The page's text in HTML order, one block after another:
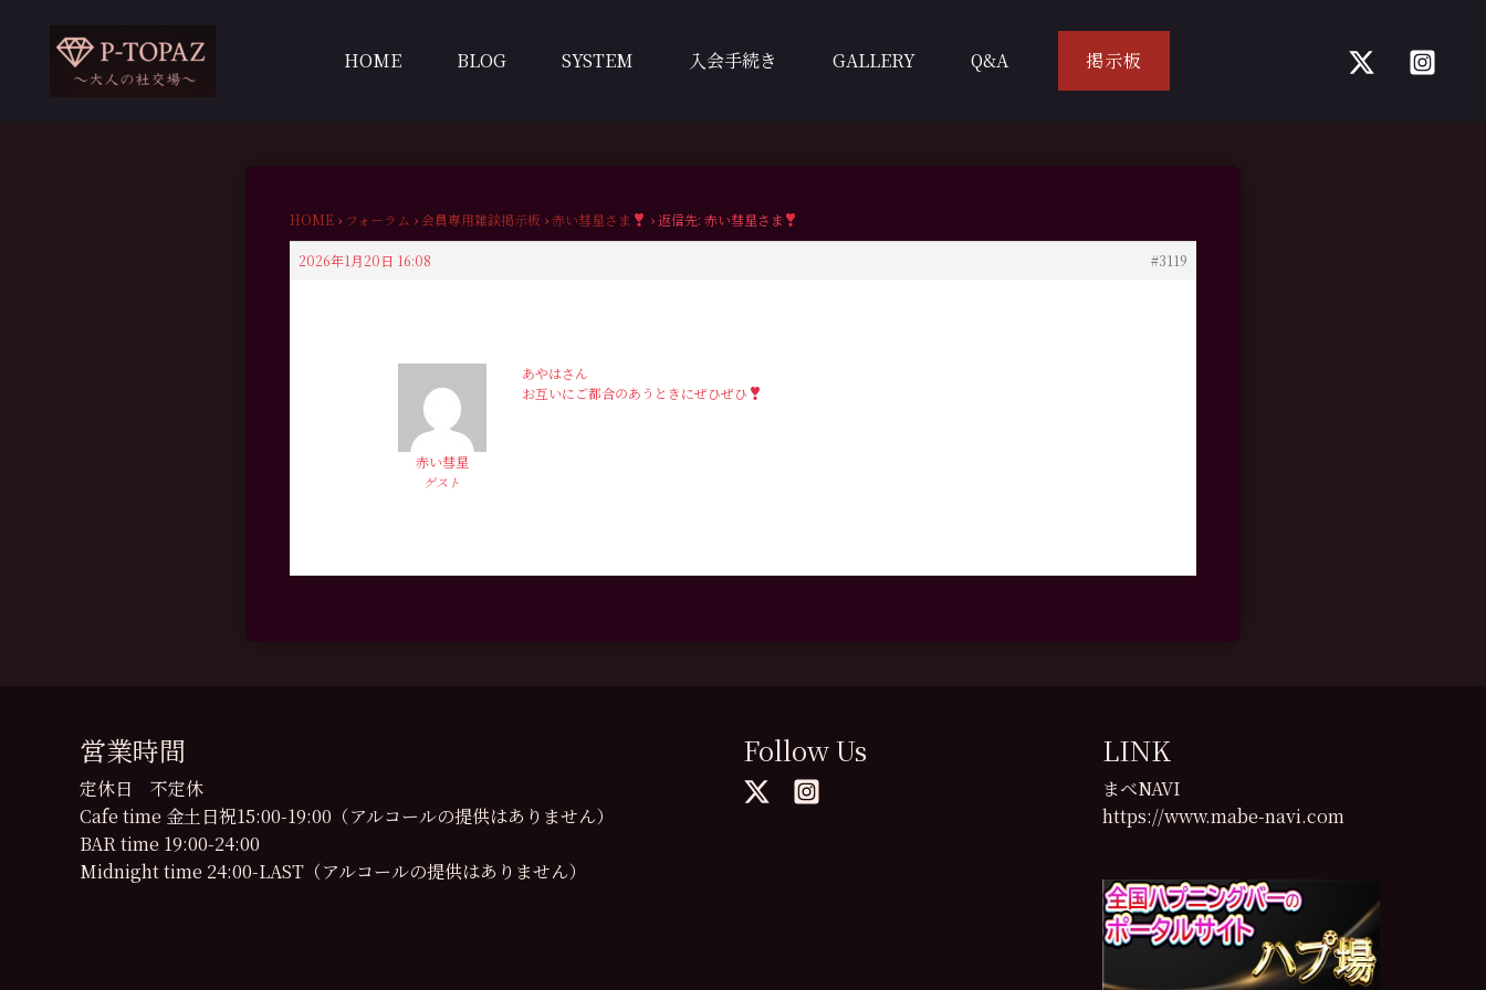
HOME BLOG SYSTEM 入会手続き GALLERY Q&A 掲示板
HOME › フォーラム › 会員専用雑談掲示板 ›赤い彗星さま ›返信先: 赤い彗星さま
2026年1月20日 16:08 #3119
赤い彗星
ゲスト
あやはさん
お互いにご都合のあうときにぜひぜひ
営業時間
定休日 不定休
Cafe time 金土日祝15:00-19:00（アルコールの提供はありません）
BAR time 19:00-24:00
Midnight time 24:00-LAST（アルコールの提供はありません）
Follow Us LINK
まべNAVI
https://www.mabe-navi.com